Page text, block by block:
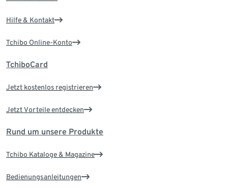
Hilfe & Kontakt
Tchibo Online-Konto
TchiboCard
Jetzt kostenlos registrieren
Jetzt Vorteile entdecken
Rund um unsere Produkte
Tchibo Kataloge & Magazine
Bedienungsanleitungen